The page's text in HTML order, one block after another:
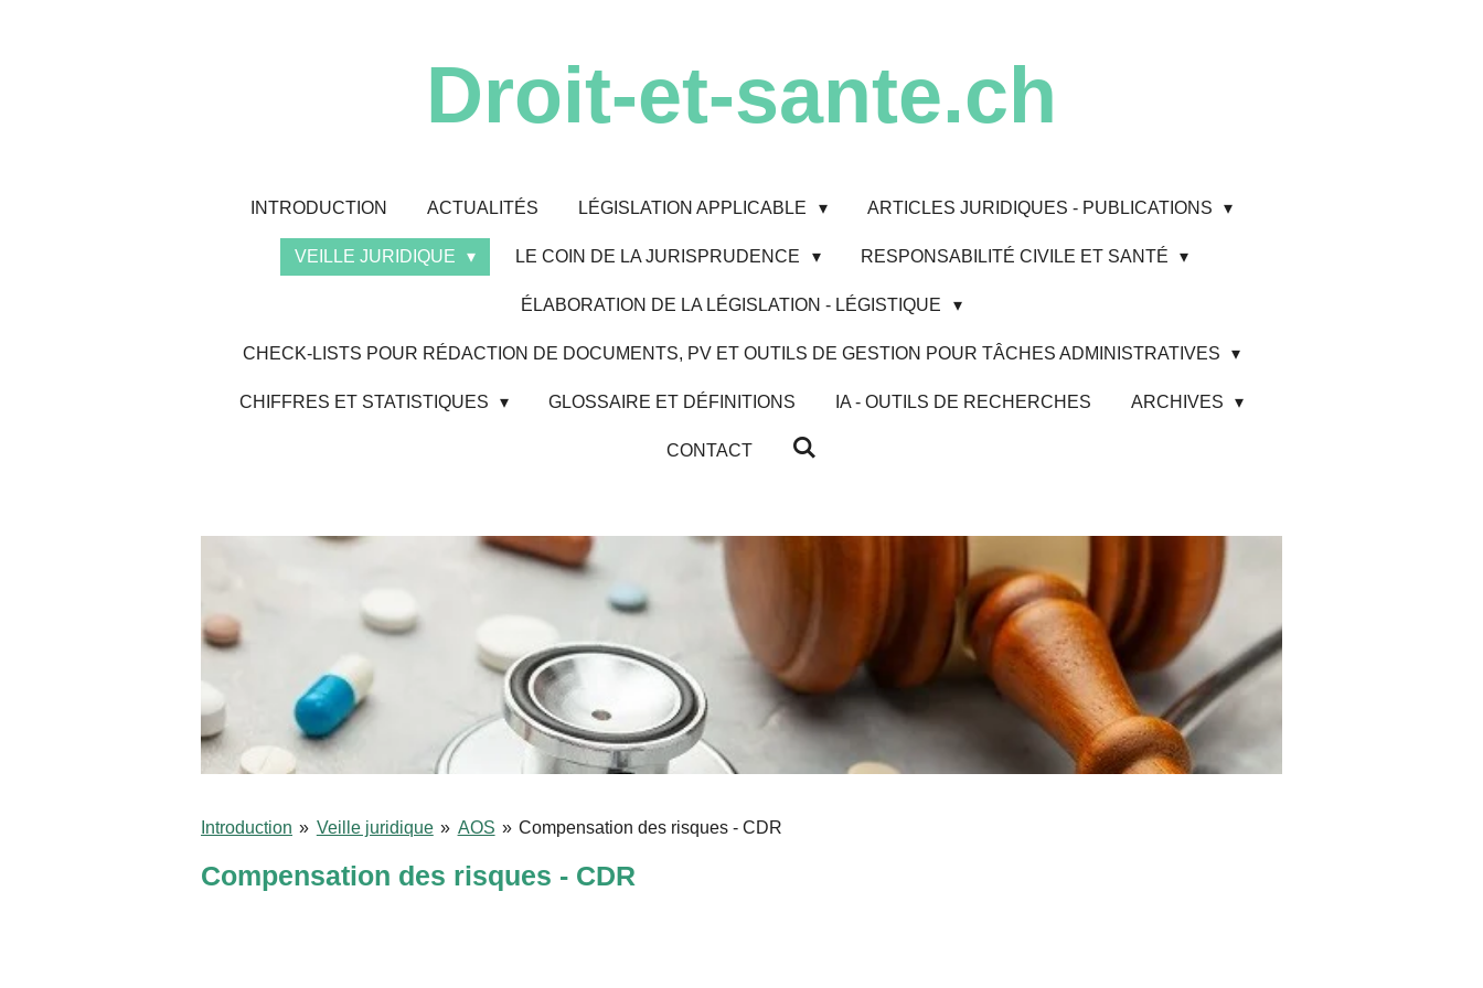
Droit-et-sante.ch
INTRODUCTION ACTUALITÉS LÉGISLATION APPLICABLE ARTICLES JURIDIQUES - PUBLICATIONS
VEILLE JURIDIQUE LE COIN DE LA JURISPRUDENCE RESPONSABILITÉ CIVILE ET SANTÉ
ÉLABORATION DE LA LÉGISLATION - LÉGISTIQUE
CHECK-LISTS POUR RÉDACTION DE DOCUMENTS, PV ET OUTILS DE GESTION POUR TÂCHES ADMINISTRATIVES
CHIFFRES ET STATISTIQUES GLOSSAIRE ET DÉFINITIONS IA - OUTILS DE RECHERCHES ARCHIVES
CONTACT
Introduction » Veille juridique » AOS » Compensation des risques - CDR
Compensation des risques - CDR